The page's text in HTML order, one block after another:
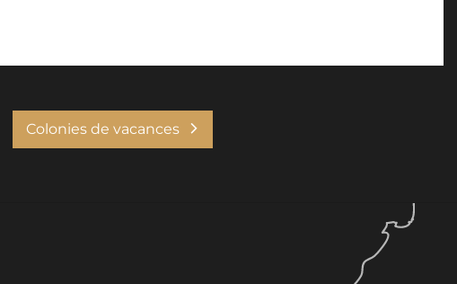
Colonies de vacances